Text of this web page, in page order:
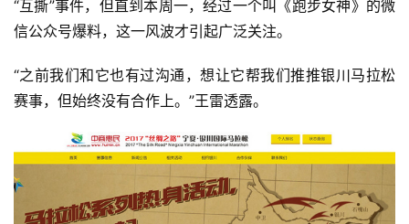
备
练
频
“互撕”事件，但直到本周一，经过一个叫《跑步女神》的微
信公众号爆料，这一风波才引起广泛关注。
“之前我们和它也有过沟通，想让它帮我们推推银川马拉松
赛事，但始终没有合作上。”王雷透露。